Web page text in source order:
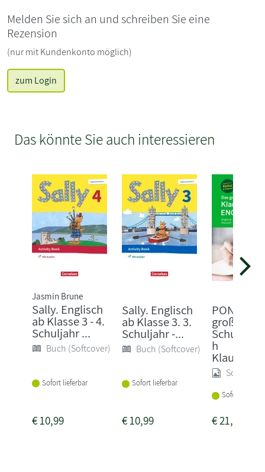
Melden Sie sich an und schreiben Sie eine
Rezension
(nur mit Kundenkonto möglich)
zum Login
Das könnte Sie auch interessieren
Jasmin Brune
Sally. Englisch
ab Klasse 3 - 4.
Schuljahr ...
Buch (Softcover)
Sofort lieferbar
€10,99
Sally. Englisch
ab Klasse 3. 3.
Schuljahr -...
Buch (Softcover)
Sofort lieferbar
€10,99
PONS Das
große
h
Sonstige
Sofort
€21,95